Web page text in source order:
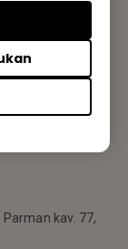
kav. 77,